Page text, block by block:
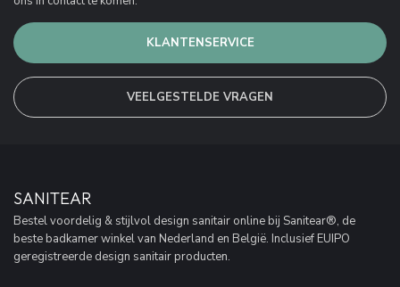
KLANTENSERVICE
VEELGESTELDE VRAGEN
SANITEAR
Bestel voordelig & stijlvol design sanitair online bij Sanitear®, de
beste badkamer winkel van Nederland en België. Inclusief EUIPO
geregistreerde design sanitair producten.